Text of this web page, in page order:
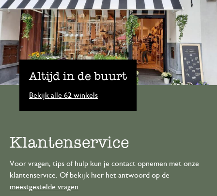
Altijd in de buurt
Bekijk alle 62 winkels
Klantenservice
Voor vragen, tips of hulp kun je contact opnemen met onze
klantenservice. Of bekijk hier het antwoord op de
meestgestelde vragen